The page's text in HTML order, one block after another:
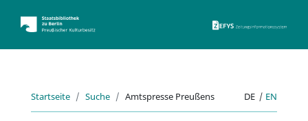
Startseite Suche Amtspresse Preußens DE | EN